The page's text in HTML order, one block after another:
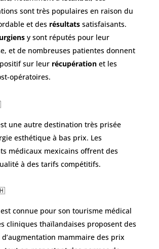
sont très populaires en raison du
et des résultatssatisfaisants.
y sont réputés pour leur
et de nombreuses patientes donnent
sur leur récupérationet les
opératoires.
une autre destination très prisée
esthétique à bas prix. Les
médicaux mexicains offrent des
à des tarifs compétitifs.
connue pour son tourisme médical
cliniques thaïlandaises proposent des
mammaire des prix